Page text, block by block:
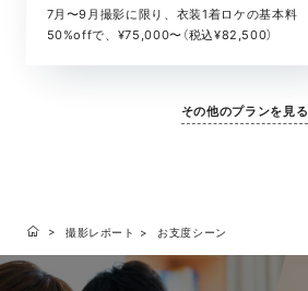
7月〜9月撮影に限り、衣装1着ロケの基本料
50%offで、¥75,000〜（税込¥82,500）
その他のプランを見る
撮影レポート お支度シーン